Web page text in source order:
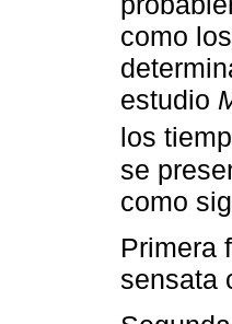
como
estudio
los
se
como
Primera
sensata